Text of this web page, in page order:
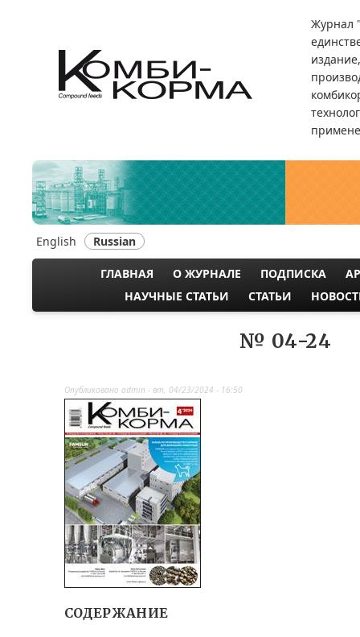
Журнал
English Russian
NAVIGATION
ГЛАВНАЯ О ЖУРНАЛЕ ПОДПИСКА
НАУЧНЫЕ СТАТЬИ
СТАТЬИ
№ 04-24
Опубликовано admin - вт, 04/23/2024 - 16:50
СОДЕРЖАНИЕ